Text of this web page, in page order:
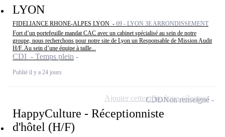
LYON
FIDELIANCE RHONE-ALPES LYON - 69 - LYON 3E ARRONDISSEMENT
Fort d’un portefeuille mandat CAC avec un cabinet spécialisé au sein de notre
groupe, nous recherchons pour notre site de Lyon un Responsable de Mission Audit
H/F. Au sein d’une équipe à taille...
CDI - Temps plein
Publié il y a 24 jours
HappyCulture - Réceptionniste
d'hôtel (H/F)
CDDNon renseigné
Ajouter cette offre à ma sélection